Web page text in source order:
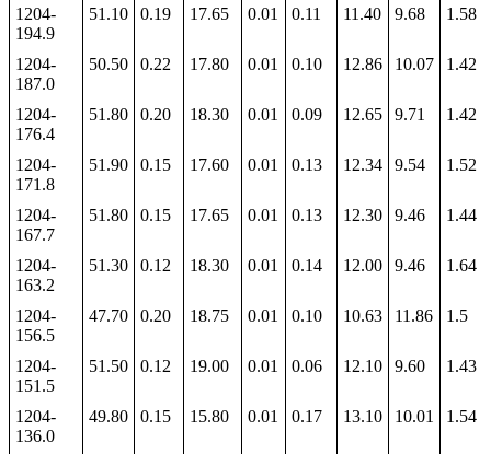
1204-
194.9
51.10 0.19 17.65 0.01 0.11 11.40 9.68 1.58
1204-
187.0
50.50 0.22 17.80 0.01 0.10 12.86 10.07 1.42
1204-
176.4
51.80 0.20 18.30 0.01 0.09 12.65 9.71 1.42
1204-
171.8
51.90 0.15 17.60 0.01 0.13 12.34 9.54 1.52
1204-
167.7
51.80 0.15 17.65 0.01 0.13 12.30 9.46 1.44
1204-
163.2
51.30 0.12 18.30 0.01 0.14 12.00 9.46 1.64
1204-
156.5
47.70 0.20 18.75 0.01 0.10 10.63 11.86 1.5
1204-
151.5
51.50 0.12 19.00 0.01 0.06 12.10 9.60 1.43
1204-
136.0
49.80 0.15 15.80 0.01 0.17 13.10 10.01 1.54